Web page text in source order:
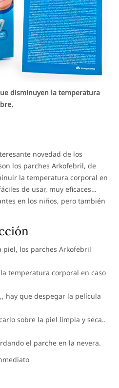
disminuyen la temperatura
novedad de los
los parches Arkofebril, de
la temperatura corporal en
de usar, muy eficaces…
en los niños, pero también
piel, los parches Arkofebril
temperatura corporal en caso
hay que despegar la película
sobre la piel limpia y seca..
el parche en la nevera.